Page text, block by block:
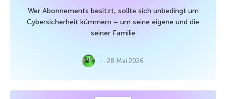
Wer Abonnements besitzt, sollte sich unbedingt um
Cybersicherheit kümmern – um seine eigene und die
seiner Familie
28 Mai 2026